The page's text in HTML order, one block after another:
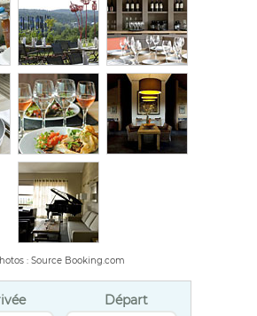
: Source Booking.com
Départ